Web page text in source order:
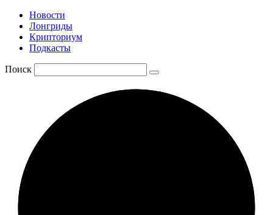
Новости
Лонгриды
Крипториум
Подкасты
Поиск